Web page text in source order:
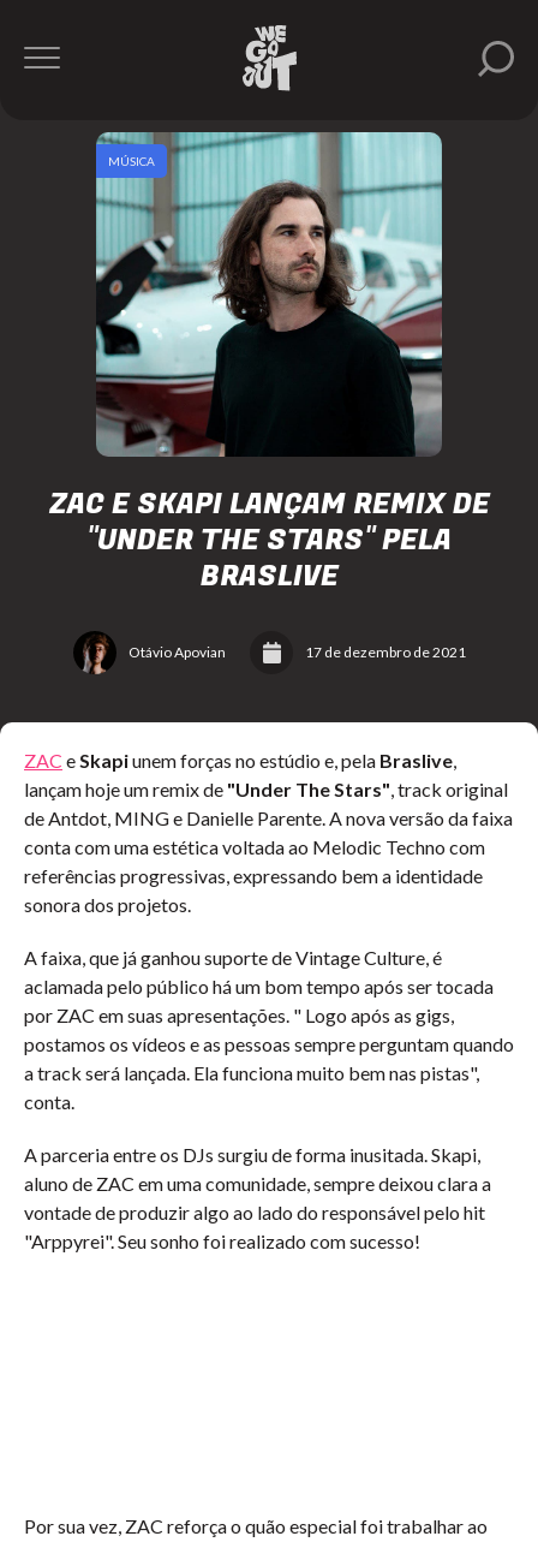
ZAC E SKAPI LANÇAM REMIX DE
"UNDER THE STARS" PELA
BRASLIVE
Otávio Apovian 17 de dezembro de 2021
MÚSICA
ZAC eSkapiunem forças no estúdio e, pela Braslive,
lançam hoje um remix de "Under The Stars", track original
deAntdot, MING e Danielle Parente. A nova versão da faixa
conta com uma estética voltada ao Melodic Techno com
referências progressivas, expressando bem a identidade
sonora dos projetos.
A faixa, que já ganhou suporte de Vintage Culture, é
aclamada pelo público há um bom tempo após ser tocada
por ZAC em suas apresentações. " Logo após as gigs,
postamos os vídeos e as pessoas sempre perguntam quando
a track será lançada. Ela funciona muito bem nas pistas",
conta.
A parceria entre os DJs surgiu de forma inusitada. Skapi,
aluno de ZAC em uma comunidade, sempre deixou clara a
vontade de produzir algo ao lado do responsável pelo hit
"Arppyrei". Seu sonho foi realizado com sucesso!
Por sua vez, ZAC reforça o quão especial foi trabalhar ao